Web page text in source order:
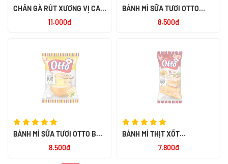
CHÂN GÀ RÚT XƯƠNG VỊ CAY
11.000đ
BÁNH MÌ SỮA TƯƠI OTTO
8.500đ
BÁNH MÌ SỮA TƯƠI OTTO BƠ
8.500đ
BÁNH MÌ THỊT XỐT
7.800đ